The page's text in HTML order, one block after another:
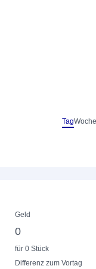
TagWoche
Geld
0
für 0 Stück
Differenz zum Vortag